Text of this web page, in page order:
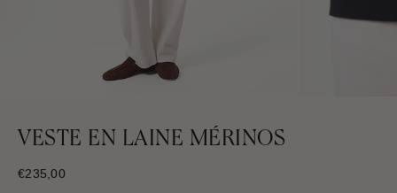
VESTE EN LAINE MÉRINOS
PRIX ​​DE VENTE
€235,00